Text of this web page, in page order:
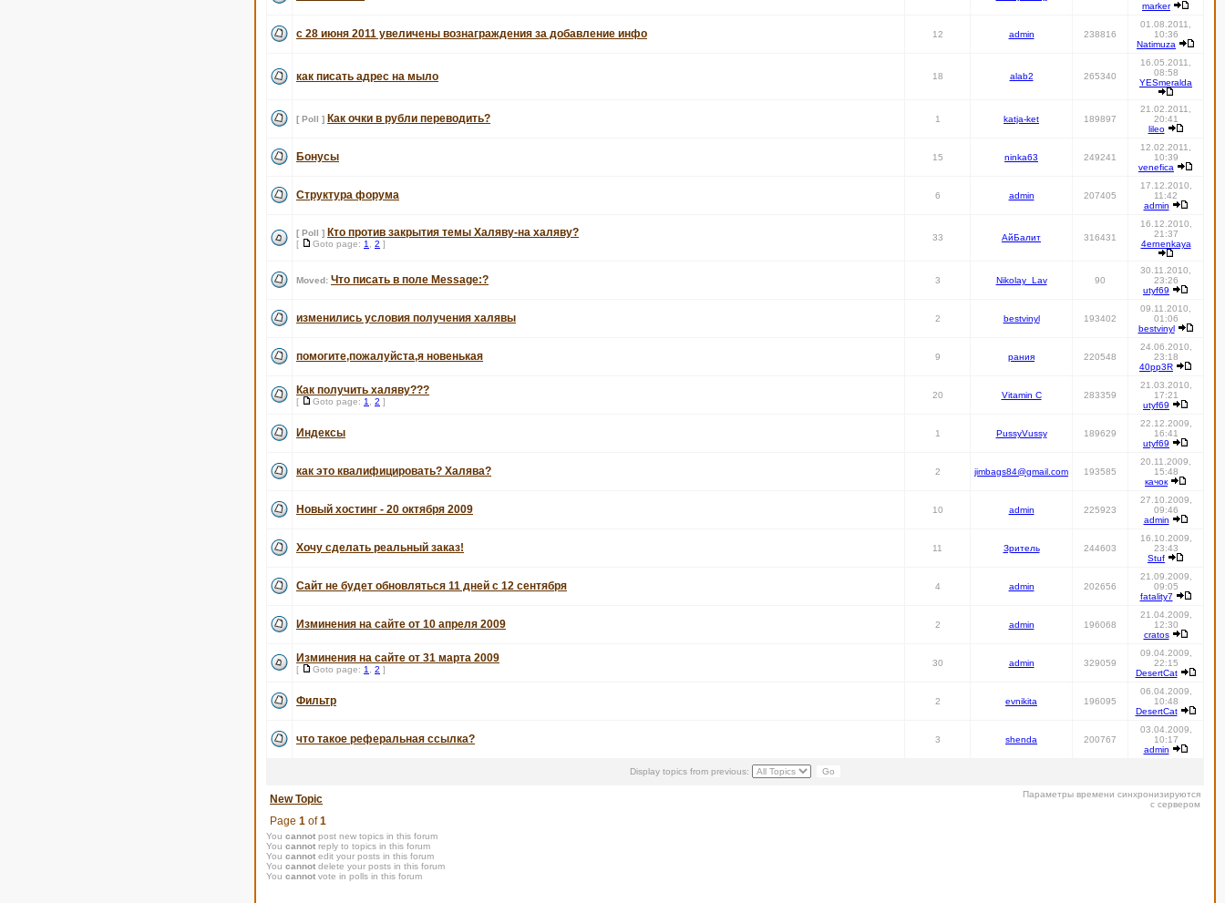
marker
с 28 июня 2011 увеличены вознаграждения за добавление инфо 12 admin 238816
01.08.2011,
10:36
Natimuza
как писать адрес на мыло 18 alab2 265340
16.05.2011,
08:58
YESmeralda
[ Poll ] Как очки в рубли переводить? 1 katja-ket 189897
21.02.2011,
20:41
lileo
Бонусы 15 ninka63 249241
12.02.2011,
10:39
venefica
Структура форума 6 admin 207405
17.12.2010,
11:42
admin
[ Poll ] Кто против закрытия темы Халяву-на халяву?
[ Goto page: 1 2 ]
33 АйБалит 316431
16.12.2010,
21:37
4ernenkaya
Moved: Что писать в поле Message:? 3 Nikolay_Lav 90
30.11.2010,
23:26
utyf69
изменились условия получения халявы 2 bestvinyl 193402
09.11.2010,
01:06
bestvinyl
помогите,пожалуйста,я новенькая 9 рания 220548
24.06.2010,
23:18
40pp3R
Как получить халяву???
[ Goto page: 1 2 ]
20 Vitamin C 283359
21.03.2010,
17:21
utyf69
Индексы 1 PussyVussy 189629
22.12.2009,
16:41
utyf69
как это квалифицировать? Халява? 2 jimbags84@gmail.com 193585
20.11.2009,
15:48
качок
Новый хостинг - 20 октября 2009 10 admin 225923
27.10.2009,
09:46
admin
Хочу сделать реальный заказ! 11 Зритель 244603
16.10.2009,
23:43
Stuf
Сайт не будет обновляться 11 дней с 12 сентября 4 admin 202656
21.09.2009,
09:05
fatality7
Изминения на сайте от 10 апреля 2009 2 admin 196068
21.04.2009,
12:30
cratos
Изминения на сайте от 31 марта 2009
[ Goto page: 1 2 ]
30 admin 329059
09.04.2009,
22:15
DesertCat
Фильтр 2 evnikita 196095
06.04.2009,
10:48
DesertCat
что такое реферальная ссылка? 3 shenda 200767
03.04.2009,
10:17
admin
Display topics from previous:
New Topic
Параметры времени синхронизируются
с сервером
Page 1 of1
You cannot post new topics in this forum
You cannot reply to topics in this forum
You cannot edit your posts in this forum
You cannot delete your posts in this forum
You cannot vote in polls in this forum